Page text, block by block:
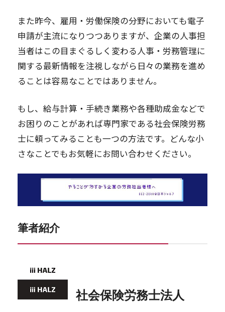
また昨今、雇用・労働保険の分野においても電子
申請が主流になりつつありますが、企業の人事担
当者はこの目まぐるしく変わる人事・労務管理に
関する最新情報を注視しながら日々の業務を進め
ることは容易なことではありません。
もし、給与計算・手続き業務や各種助成金などで
お困りのことがあれば専門家である社会保険労務
士に頼ってみることも一つの方法です。どんな小
さなことでもお気軽にお問い合わせください。
筆者紹介
社会保険労務士法人